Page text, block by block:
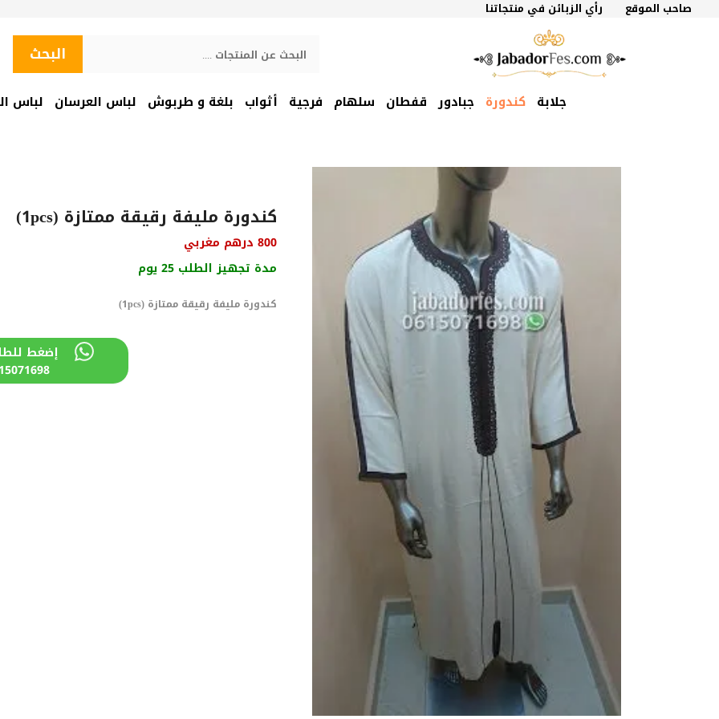
انتقلصاحب الموقع رأي الزبائن في منتجاتنا
البحث
جلابة كندورة جبادور قفطان سلهام فرجية أثواب بلغة و طربوش لباس العرسان لباس
كندورة مليفة رقيقة ممتازة (1pcs)
800 درهم مغربي السعر
الحالي
هو:
800 درهم
مغربي.
مدة تجهيز الطلب 25 يوم
كندورة مليفة رقيقة ممتازة (1pcs)
إضغط